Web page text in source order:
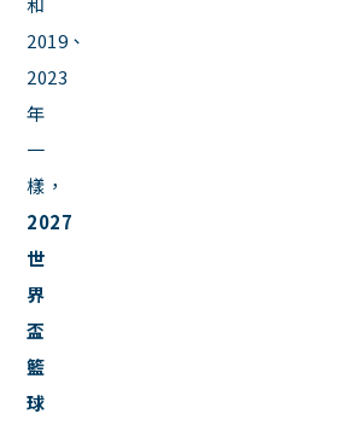
2019、
2023
年
一
樣，
2027
世
界
盃
籃
球